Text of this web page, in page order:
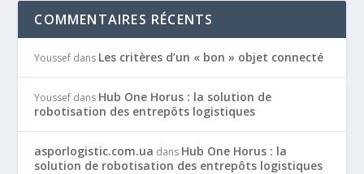
COMMENTAIRES RÉCENTS
Youssef dans Les critères d’un « bon » objet connecté
Youssef dans Hub One Horus : la solution de
robotisation des entrepôts logistiques
asporlogistic.com.ua dans Hub One Horus : la
solution de robotisation des entrepôts logistiques